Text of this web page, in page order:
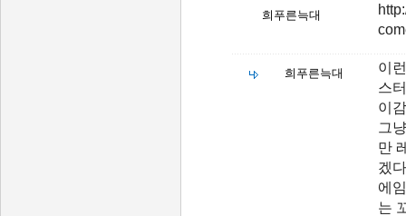
희푸른늑대
희푸른늑대
이
스
이
그
만
겠다
에
는